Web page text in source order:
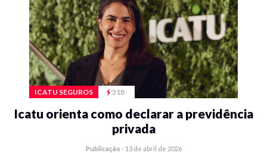
ICATU SEGUROS 318
Icatu orienta como declarar a previdência
privada
Publicação - 13 de abril de 2026